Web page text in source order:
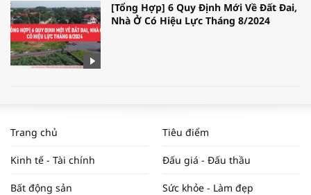
[Tổng Hợp] 6 Quy Định Mới Về Đất Đai,
Nhà Ở Có Hiệu Lực Tháng 8/2024
ĐẬP THỊ TRƯỜNG #62
Trang chủ Tiêu điểm
Kinh tế - Tài chính Đấu giá - Đấu thầu
Bất động sản Sức khỏe - Làm đẹp